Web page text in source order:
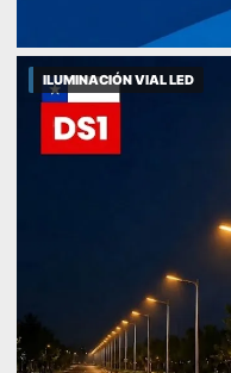
ILUMINACIÓN VIAL LED